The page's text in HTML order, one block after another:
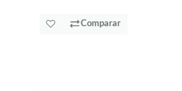
Comparar